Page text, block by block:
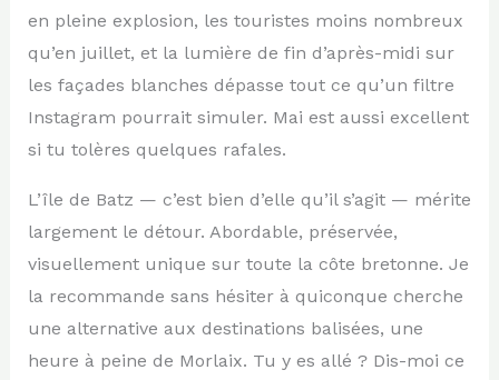
en pleine explosion, les touristes moins nombreux
qu’en juillet, et la lumière de fin d’après-midi sur
les façades blanches dépasse tout ce qu’un filtre
Instagram pourrait simuler. Mai est aussi excellent
si tu tolères quelques rafales.
L’île de Batz — c’est bien d’elle qu’il s’agit — mérite
largement le détour. Abordable, préservée,
visuellement unique sur toute la côte bretonne. Je
la recommande sans hésiter à quiconque cherche
une alternative aux destinations balisées, une
heure à peine de Morlaix. Tu y es allé ? Dis-moi ce